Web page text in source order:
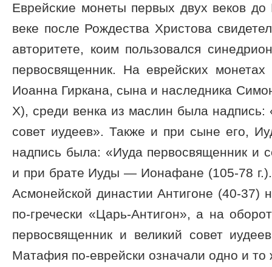
Еврейские монеты первых двух веков
веке после Рождества Христова
авторитете, коим пользовался
первосвященник. На еврейских
Иоанна Гиркана, сына и наследника
Х), среди венка из маслин была
совет иудеев». Также и при сыне его,
надпись была: «Иуда первосвященник и
и при брате Иуды — Ионафане (105-78
Асмонейской династии Антигоне (40-37)
по-гречески «Царь-Антигон», а на
первосвященник и великий совет
Матафия по-еврейски означали одно и то